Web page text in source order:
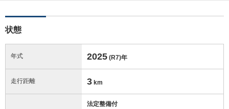
状態
年式 2025 (R7)年
走行距離 3 km
法定整備付